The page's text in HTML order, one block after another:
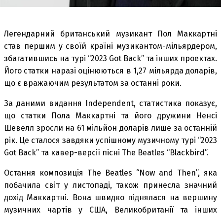
Легендарний британський музикант Пол Маккартні
став першим у своїй країні музикантом-мільярдером,
збагатившись на турі “2023 Got Back” та інших проектах.
Його статки наразі оцінюються в 1,27 мільярда доларів,
що є вражаючим результатом за останні роки.
За даними видання Independent, статистика показує,
що статки Пола Маккартні та його дружини Ненсі
Шевелл зросли на 61 мільйон доларів лише за останній
рік. Це сталося завдяки успішному музичному турі “2023
Got Back” та кавер-версії пісні The Beatles “Blackbird”.
Остання композиція The Beatles “Now and Then”, яка
побачила світ у листопаді, також принесла значний
дохід Маккартні. Вона швидко піднялася на вершину
музичних чартів у США, Великобританії та інших